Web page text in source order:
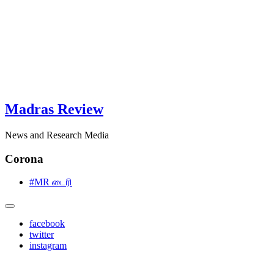
Madras Review
News and Research Media
Corona
#MR டைரி
facebook
twitter
instagram